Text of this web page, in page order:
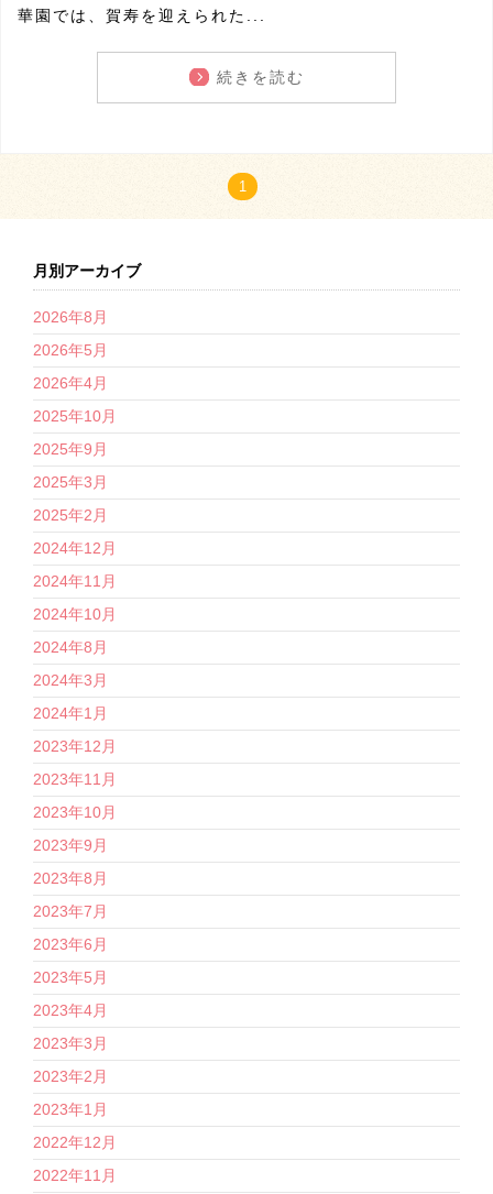
華園では、賀寿を迎えられた...
続きを読む
1
月別アーカイブ
2026年8月
2026年5月
2026年4月
2025年10月
2025年9月
2025年3月
2025年2月
2024年12月
2024年11月
2024年10月
2024年8月
2024年3月
2024年1月
2023年12月
2023年11月
2023年10月
2023年9月
2023年8月
2023年7月
2023年6月
2023年5月
2023年4月
2023年3月
2023年2月
2023年1月
2022年12月
2022年11月